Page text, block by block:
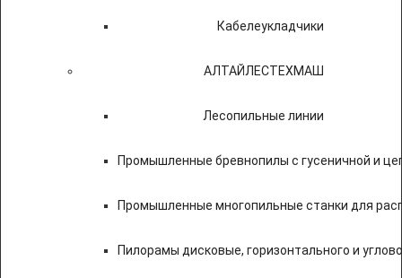
Кабелеукладчики
АЛТАЙЛЕСТЕХМАШ
Лесопильные линии
Промышленные бревнопилы с гусеничной и
Промышленные многопильные станки для
Пилорамы дисковые, горизонтального и